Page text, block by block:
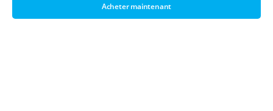
Acheter maintenant